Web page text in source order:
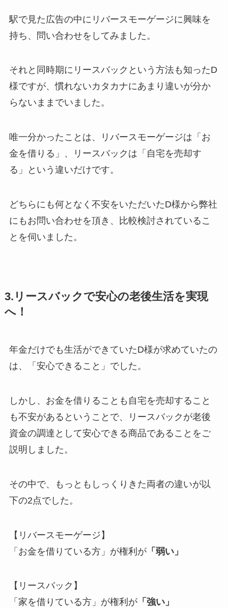
駅で見た広告の中にリバースモーゲージに興味を
持ち、問い合わせをしてみました。
それと同時期にリースバックという方法も知ったD
様ですが、慣れないカタカナにあまり違いが分か
らないままでいました。
唯一分かったことは、リバースモーゲージは「お
金を借りる」、リースバックは「自宅を売却す
る」という違いだけです。
どちらにも何となく不安をいただいたD様から弊社
にもお問い合わせを頂き、比較検討されているこ
とを伺いました。
3.リースバックで安心の老後生活を実現
へ！
年金だけでも生活ができていたD様が求めていたの
は、「安心できること」でした。
しかし、お金を借りることも自宅を売却すること
も不安があるということで、リースバックが老後
資金の調達として安心できる商品であることをご
説明しました。
その中で、もっともしっくりきた両者の違いが以
下の2点でした。
【リバースモーゲージ】
「お金を借りている方」が権利が「弱い」
【リースバック】
「家を借りている方」が権利が「強い」